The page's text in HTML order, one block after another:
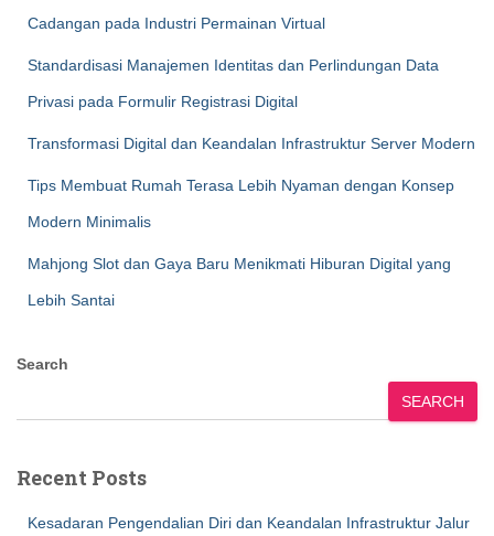
Cadangan pada Industri Permainan Virtual
Standardisasi Manajemen Identitas dan Perlindungan Data
Privasi pada Formulir Registrasi Digital
Transformasi Digital dan Keandalan Infrastruktur Server Modern
Tips Membuat Rumah Terasa Lebih Nyaman dengan Konsep
Modern Minimalis
Mahjong Slot dan Gaya Baru Menikmati Hiburan Digital yang
Lebih Santai
Search
SEARCH
Recent Posts
Kesadaran Pengendalian Diri dan Keandalan Infrastruktur Jalur